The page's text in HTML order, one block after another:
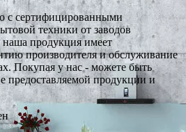
с сертифицированными
техники от заводов
наша продукция имеет
производителя и обслуживание
Покупая у нас - можете быть
предоставляемой продукции и